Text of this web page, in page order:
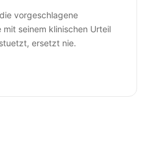
vorgeschlagene
seinem klinischen Urteil
ersetzt nie.